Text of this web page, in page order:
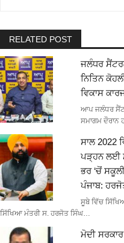
RELATED POST
ਜਲੰਧਰ
ਨਿਤਿਨ
ਵਿਕਾਸ
ਆਪ ਜਲੰਧਰ
ਸਮਾਗਮ ਦੌਰਾਨ
ਸਾਲ 2022
ਪੜ੍ਹਨ ਲਈ
ਭਰ ‘ਚੋਂ
ਪੰਜਾਬ:
ਸੂਬੇ ਵਿੱਚ
ਸਿੱਖਿਆ ਮੰਤਰੀ ਸ. ਹਰਜੋਤ ਸਿੰਘ…
ਮੋਦੀ